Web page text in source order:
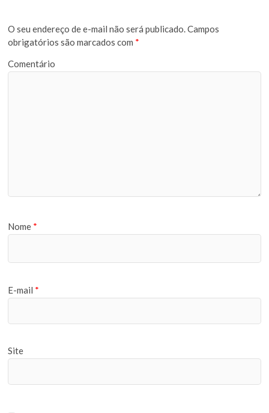
O seu endereço de e-mail não será publicado.Campos
obrigatórios são marcados com *
Comentário
Nome *
E-mail *
Site